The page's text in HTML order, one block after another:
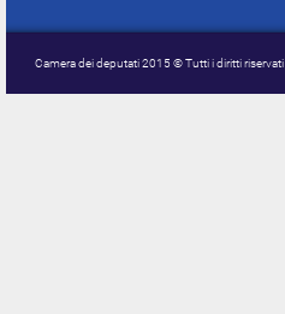
Camera dei deputati 2015 © Tutti i diritti riservati